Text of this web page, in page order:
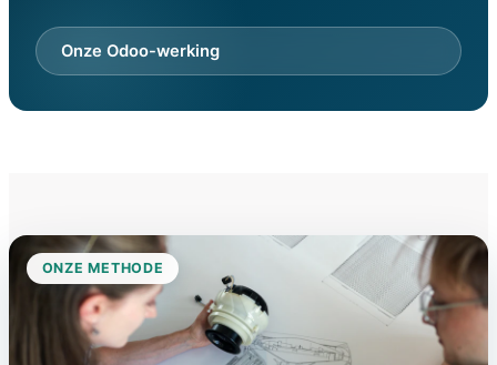
Onze Odoo-werking
ONZE METHODE